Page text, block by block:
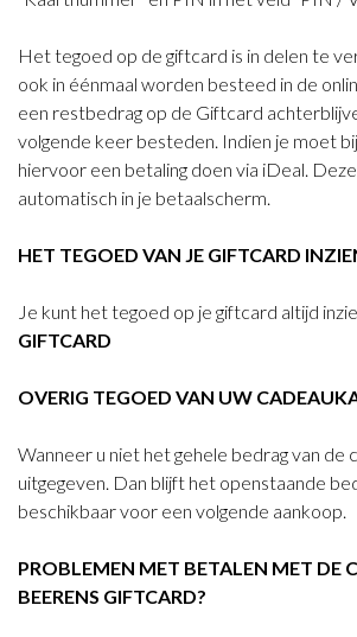
Het tegoed op de giftcard is in delen te
ook in éénmaal worden besteed in de
een restbedrag op de Giftcard
volgende keer besteden. Indien je moet
hiervoor een betaling doen via iDeal.
automatisch in je betaalscherm.
HET TEGOED VAN JE GIFTCARD
Je kunt het tegoed op je giftcard altijd
GIFTCARD
OVERIG TEGOED VAN UW
Wanneer u niet het gehele bedrag van de
uitgegeven. Dan blijft het openstaande
beschikbaar voor een volgende aankoop.
PROBLEMEN MET BETALEN MET DE
BEERENS GIFTCARD?